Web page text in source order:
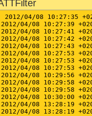
2012/04/08 10:27:35 +0200	CYNTHIA-VAIO	Cynthia	MESSAGE	Starting
2012/04/08 10:27:39 +0200	CYNTHIA-VAIO	Cynthia	MESSAGE	Protection started
2012/04/08 10:27:41 +0200	CYNTHIA-VAIO	Cynthia	MESSAGE	Executing scheduled
2012/04/08 10:27:42 +0200	CYNTHIA-VAIO	Cynthia	MESSAGE	Starting IP
2012/04/08 10:27:43 +0200	CYNTHIA-VAIO	Cynthia	MESSAGE	IP Protection started
2012/04/08 10:27:53 +0200	CYNTHIA-VAIO	Cynthia	MESSAGE	Scheduled update executed successfully:  database updated from version v2012.04.07.04 to version
2012/04/08 10:27:53 +0200	CYNTHIA-VAIO	Cynthia	MESSAGE	Starting database
2012/04/08 10:27:53 +0200	CYNTHIA-VAIO	Cynthia	MESSAGE	Stopping IP
2012/04/08 10:29:56 +0200	CYNTHIA-VAIO	Cynthia	MESSAGE	IP Protection
2012/04/08 10:29:58 +0200	CYNTHIA-VAIO	Cynthia	MESSAGE	Database refreshed
2012/04/08 10:29:58 +0200	CYNTHIA-VAIO	Cynthia	MESSAGE	Starting IP
2012/04/08 10:30:00 +0200	CYNTHIA-VAIO	Cynthia	MESSAGE	IP Protection started
2012/04/08 13:28:19 +0200	CYNTHIA-VAIO	Cynthia	IP-BLOCK	80.82.70.249 (Type: outgoing, Port: 56979, Process:
2012/04/08 13:28:19 +0200	CYNTHIA-VAIO	Cynthia	IP-BLOCK	80.82.70.249 (Type: outgoing, Port: 56980, Process: